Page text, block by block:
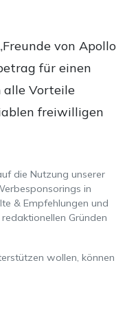
von Apollo
für einen
alle Vorteile
freiwilligen
die Nutzung unserer
in
& Empfehlungen und
Gründen
wollen, können